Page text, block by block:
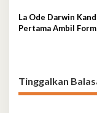
La Ode Darwin
Pertama Ambil
Tinggalkan